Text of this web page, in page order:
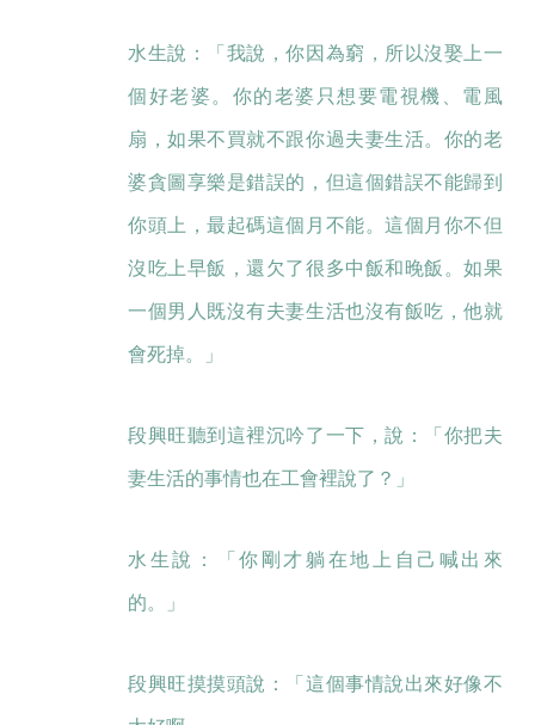
水生說：「我說，你因為窮，所以沒娶上一
個好老婆。你的老婆只想要電視機、電風
扇，如果不買就不跟你過夫妻生活。你的老
婆貪圖享樂是錯誤的，但這個錯誤不能歸到
你頭上，最起碼這個月不能。這個月你不但
沒吃上早飯，還欠了很多中飯和晚飯。如果
一個男人既沒有夫妻生活也沒有飯吃，他就
會死掉。」
段興旺聽到這裡沉吟了一下，說：「你把夫
妻生活的事情也在工會裡說了？」
水生說：「你剛才躺在地上自己喊出來
的。」
段興旺摸摸頭說：「這個事情說出來好像不